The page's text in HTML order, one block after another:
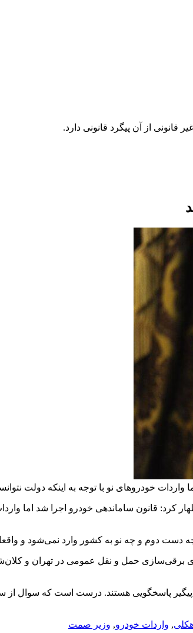
خودروهای نو با توجه به اینکه دولت
اظهار کرد: قانون ساماندهی خودرو اجرا شد اما
دست دوم و چه نو به کشور وارد نمی‌شود و
برقی‌سازی حمل و نقل عمومی در تهران و
پیگیر پاسخگویی هستند. درست است که سوال از
, واردات خودرو, وزیر صمت